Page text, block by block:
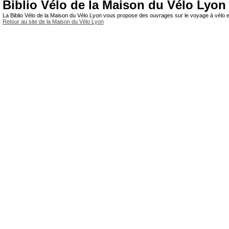
Biblio Vélo de la Maison du Vélo Lyon
La Biblio Vélo de la Maison du Vélo Lyon vous propose des ouvrages sur le voyage à
Retour au site de la Maison du Vélo Lyon